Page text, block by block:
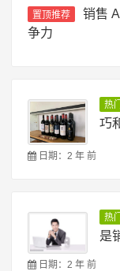
置顶推荐
销售
争力
热
巧
日期：2 年 前
热
是
日期：2 年 前